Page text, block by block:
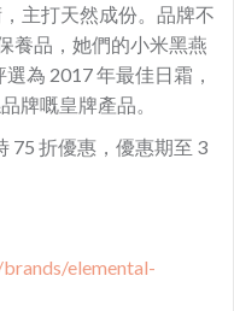
主打天然成份。品牌不
養品，她們的小米黑燕
為 2017 年最佳日霜，
牌嘅皇牌產品。
75 折優惠，優惠期至 3
elemental-